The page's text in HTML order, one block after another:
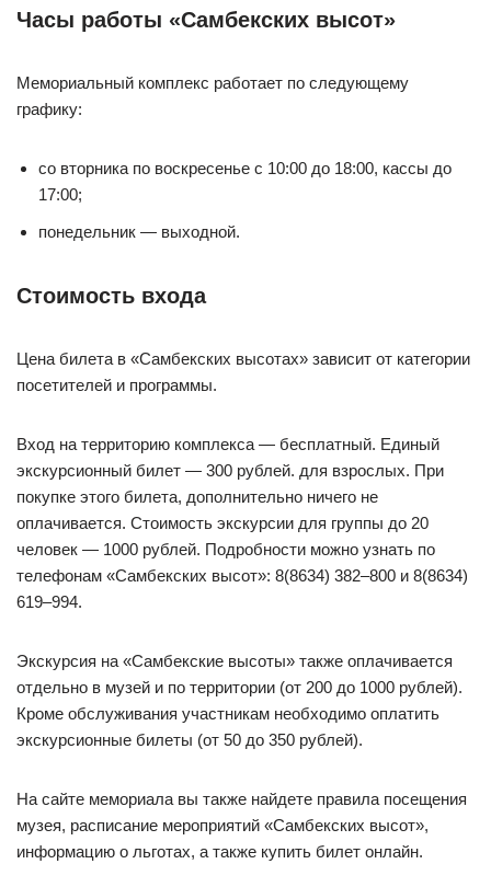
Часы работы «Самбекских высот»
Мемориальный комплекс работает по следующему
графику:
со вторника по воскресенье с 10:00 до 18:00, кассы до
17:00;
понедельник — выходной.
Стоимость входа
Цена билета в «Самбекских высотах» зависит от категории
посетителей и программы.
Вход на территорию комплекса — бесплатный. Единый
экскурсионный билет — 300 рублей. для взрослых. При
покупке этого билета, дополнительно ничего не
оплачивается. Стоимость экскурсии для группы до 20
человек — 1000 рублей. Подробности можно узнать по
телефонам «Самбекских высот»: 8(8634) 382–800 и 8(8634)
619–994.
Экскурсия на «Самбекские высоты» также оплачивается
отдельно в музей и по территории (от 200 до 1000 рублей).
Кроме обслуживания участникам необходимо оплатить
экскурсионные билеты (от 50 до 350 рублей).
На сайте мемориала вы также найдете правила посещения
музея, расписание мероприятий «Самбекских высот»,
информацию о льготах, а также купить билет онлайн.